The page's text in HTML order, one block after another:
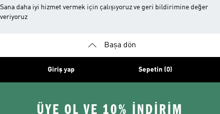
Sana daha iyi hizmet vermek için çalışıyoruz ve geri bildirimine değer
veriyoruz
Başa dön
Giriş yap Sepetin (0)
ÜYE OL VE 10% İNDİRİM